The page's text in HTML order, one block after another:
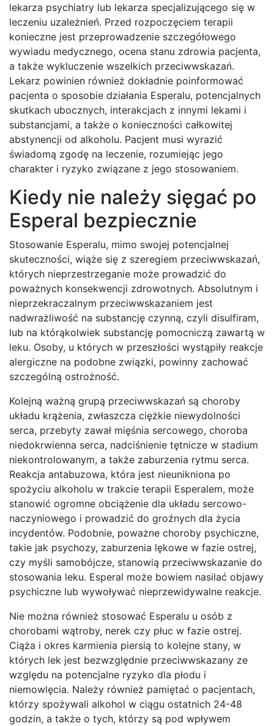
lekarza psychiatry lub lekarza specjalizującego się w
leczeniu uzależnień. Przed rozpoczęciem terapii
konieczne jest przeprowadzenie szczegółowego
wywiadu medycznego, ocena stanu zdrowia pacjenta,
a także wykluczenie wszelkich przeciwwskazań.
Lekarz powinien również dokładnie poinformować
pacjenta o sposobie działania Esperalu, potencjalnych
skutkach ubocznych, interakcjach z innymi lekami i
substancjami, a także o konieczności całkowitej
abstynencji od alkoholu. Pacjent musi wyrazić
świadomą zgodę na leczenie, rozumiejąc jego
charakter i ryzyko związane z jego stosowaniem.
Kiedy nie należy sięgać po
Esperal bezpiecznie
Stosowanie Esperalu, mimo swojej potencjalnej
skuteczności, wiąże się z szeregiem przeciwwskazań,
których nieprzestrzeganie może prowadzić do
poważnych konsekwencji zdrowotnych. Absolutnym i
nieprzekraczalnym przeciwwskazaniem jest
nadwrażliwość na substancję czynną, czyli disulfiram,
lub na którąkolwiek substancję pomocniczą zawartą w
leku. Osoby, u których w przeszłości wystąpiły reakcje
alergiczne na podobne związki, powinny zachować
szczególną ostrożność.
Kolejną ważną grupą przeciwwskazań są choroby
układu krążenia, zwłaszcza ciężkie niewydolności
serca, przebyty zawał mięśnia sercowego, choroba
niedokrwienna serca, nadciśnienie tętnicze w stadium
niekontrolowanym, a także zaburzenia rytmu serca.
Reakcja antabuzowa, która jest nieunikniona po
spożyciu alkoholu w trakcie terapii Esperalem, może
stanowić ogromne obciążenie dla układu sercowo-
naczyniowego i prowadzić do groźnych dla życia
incydentów. Podobnie, poważne choroby psychiczne,
takie jak psychozy, zaburzenia lękowe w fazie ostrej,
czy myśli samobójcze, stanowią przeciwwskazanie do
stosowania leku. Esperal może bowiem nasilać objawy
psychiczne lub wywoływać nieprzewidywalne reakcje.
Nie można również stosować Esperalu u osób z
chorobami wątroby, nerek czy płuc w fazie ostrej.
Ciąża i okres karmienia piersią to kolejne stany, w
których lek jest bezwzględnie przeciwwskazany ze
względu na potencjalne ryzyko dla płodu i
niemowlęcia. Należy również pamiętać o pacjentach,
którzy spożywali alkohol w ciągu ostatnich 24-48
godzin, a także o tych, którzy są pod wpływem